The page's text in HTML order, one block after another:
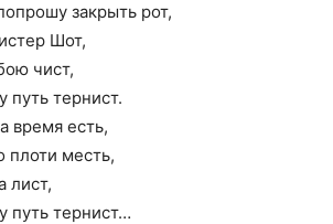
закрыть рот,
Шот,
чист,
путь тернист.
время есть,
месть,
лист,
путь тернист…